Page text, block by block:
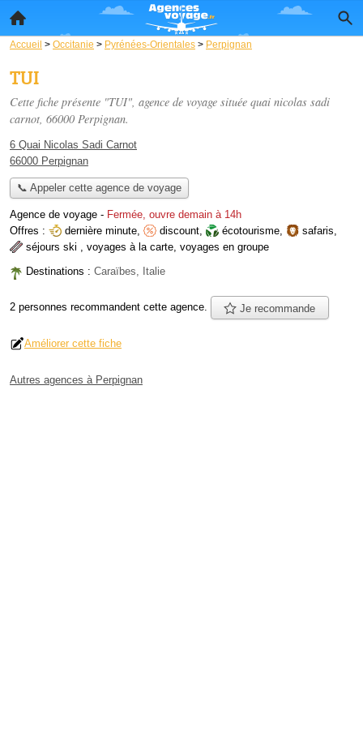
Accueil > Occitanie > Pyrénées-Orientales > Perpignan
TUI
Cette fiche présente "TUI", agence de voyage située quai nicolas sadi
carnot, 66000 Perpignan.
6 Quai Nicolas Sadi Carnot
66000 Perpignan
📞 Appeler cette agence de voyage
Agence de voyage - Fermée, ouvre demain à 14h
Offres :
dernière minute, discount, écotourisme, safaris,
séjours ski , voyages à la carte, voyages en groupe
Destinations : Caraïbes, Italie
2 personnes recommandent cette agence. Je recommande
Améliorer cette fiche
Autres agences à Perpignan